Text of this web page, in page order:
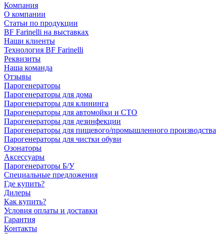
Компания
О компании
Статьи по продукции
BF Farinelli на выставках
Наши клиенты
Технология BF Farinelli
Реквизиты
Наша команда
Отзывы
Парогенераторы
Парогенераторы для дома
Парогенераторы для клининга
Парогенераторы для автомойки и СТО
Парогенераторы для дезинфекции
Парогенераторы для пищевого/промышленного производства
Парогенераторы для чистки обуви
Озонаторы
Аксессуары
Парогенераторы Б/У
Специальные предложения
Где купить?
Дилеры
Как купить?
Условия оплаты и доставки
Гарантия
Контакты